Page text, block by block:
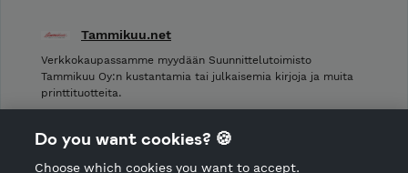
Tammikuu.net
Verkkokaupassamme myydään Suunnittelutoimisto
Tammikuu Oy:n kustantamia tai julkaisemia kirjoja ja muita
printtituotteita.
Shop privacy policy
Do you want cookies? 🍪
Choose which cookies you want to accept.